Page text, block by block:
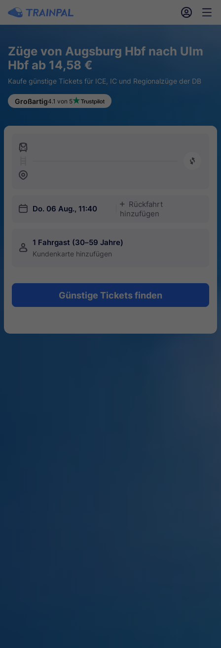
󱎓 󱒨
Züge von Augsburg Hbf nach Ulm
Hbf ab 14,58 €
Kaufe günstige Tickets für ICE, IC und Regionalzüge der DB
Großartig4.1 von 5
󱍉
󰿠
󱒣
󱎗 Do. 06 Aug., 11:40
󱅇
Rückfahrt
hinzufügen
󱍂 1 Fahrgast (30–59 Jahre)
Kundenkarte hinzufügen
Günstige Tickets finden